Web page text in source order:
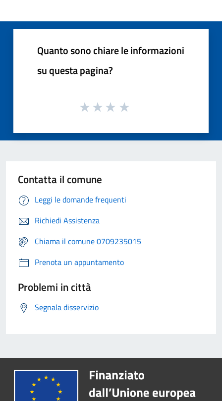
Quanto sono chiare le informazioni
su questa pagina?
Contatta il comune
Leggi le domande frequenti
Richiedi Assistenza
Chiama il comune 0709235015
Prenota un appuntamento
Problemi in città
Segnala disservizio